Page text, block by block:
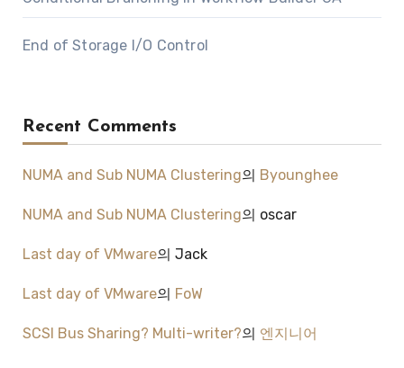
End of Storage I/O Control
Recent Comments
NUMA and Sub NUMA Clustering의 Byounghee
NUMA and Sub NUMA Clustering의 oscar
Last day of VMware의 Jack
Last day of VMware의 FoW
SCSI Bus Sharing? Multi-writer?의 엔지니어